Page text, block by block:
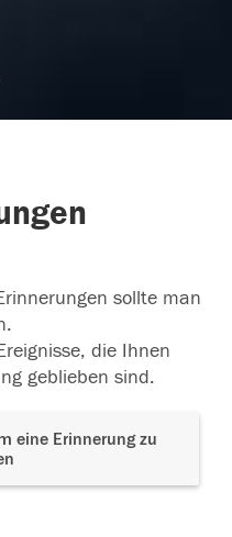
- ich denke an Dich.
sollte man
die Ihnen
geblieben sind.
eine Erinnerung zu